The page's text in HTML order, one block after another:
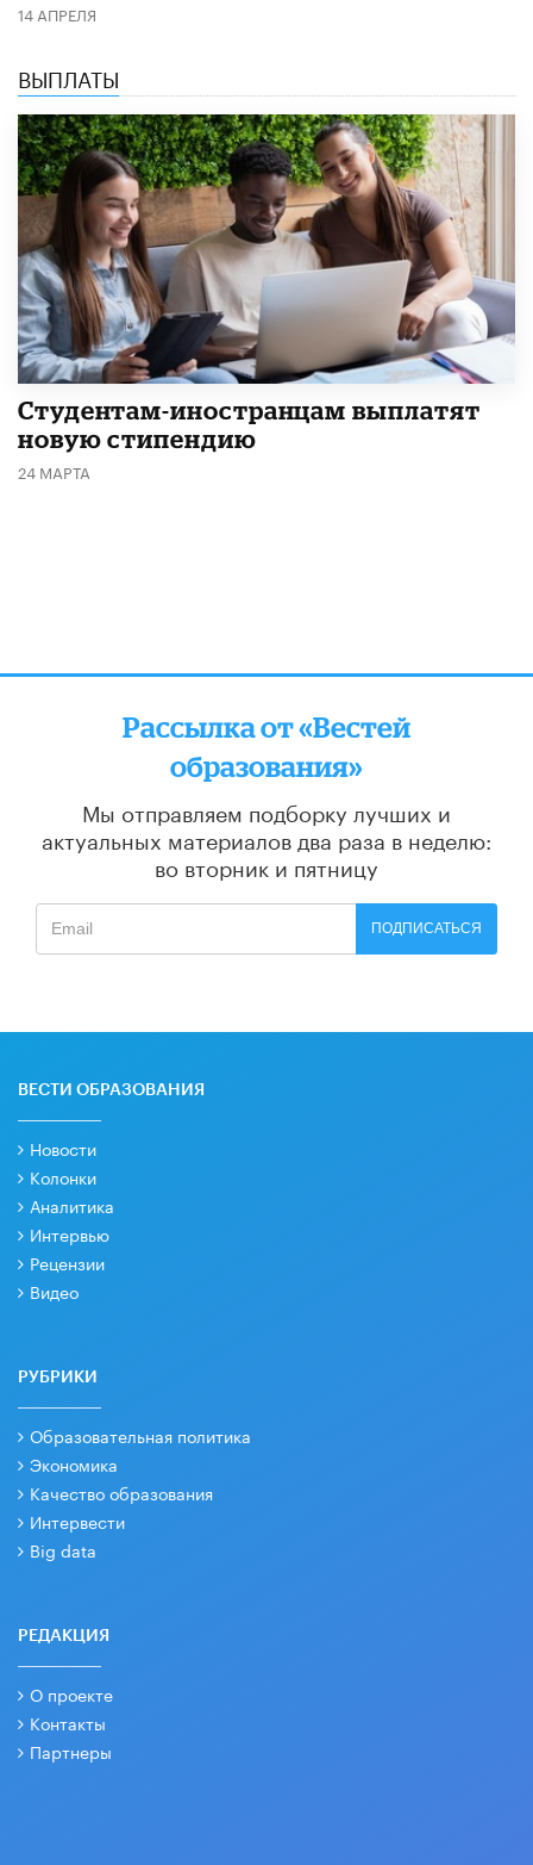
14 АПРЕЛЯ
ВЫПЛАТЫ
Студентам-иностранцам выплатят
новую стипендию
24 МАРТА
Рассылка от «Вестей
образования»
Мы отправляем подборку лучших и
актуальных материалов два раза в неделю:
во вторник и пятницу
ПОДПИСАТЬСЯ
ВЕСТИ ОБРАЗОВАНИЯ
Новости
Колонки
Аналитика
Интервью
Рецензии
Видео
РУБРИКИ
Образовательная политика
Экономика
Качество образования
Интервести
Big data
РЕДАКЦИЯ
О проекте
Контакты
Партнеры